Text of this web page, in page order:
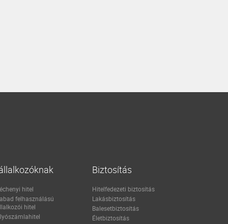
hitel
felhasználású
hitel
Biztosítás
Hitelfedezeti biztosítás
Lakásbiztosítás
Balesetbiztosítás
Életbiztosítás